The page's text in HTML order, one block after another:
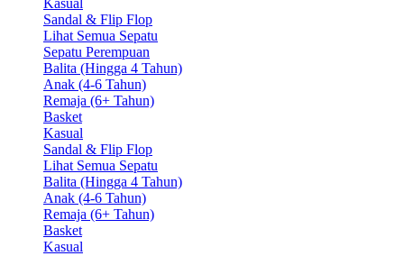
Kasual
Sandal & Flip Flop
Lihat Semua Sepatu
Sepatu Perempuan
Balita (Hingga 4 Tahun)
Anak (4-6 Tahun)
Remaja (6+ Tahun)
Basket
Kasual
Sandal & Flip Flop
Lihat Semua Sepatu
Balita (Hingga 4 Tahun)
Anak (4-6 Tahun)
Remaja (6+ Tahun)
Basket
Kasual